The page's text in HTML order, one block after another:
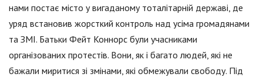
нами постає місто у вигаданому тоталітарній державі, де
уряд встановив жорсткий контроль над усіма громадянами
та ЗМІ. Батьки Фейт Коннорс були учасниками
організованих протестів. Вони, як і багато людей, які не
бажали миритися зі змінами, які обмежували свободу. Під